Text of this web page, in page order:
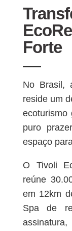
Forte
No Brasil,
reside um
ecoturismo
puro
espaço
O Tivoli
reúne
em 12km
Spa de